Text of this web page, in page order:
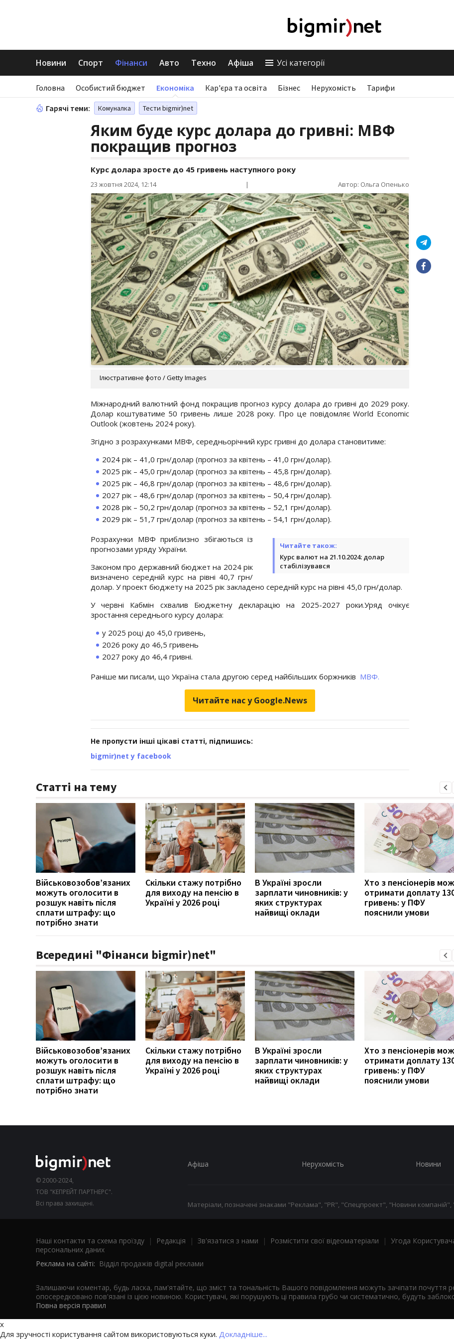
Новини Спорт Фінанси Авто Техно Афіша Усі категорії
Головна Особистий бюджет Економіка Кар'єра та освіта Бізнес Нерухомість Тарифи
Гарячі теми: Комуналка Тести bigmir)net
Яким буде курс долара до гривні: МВФ
покращив прогноз
Курс долара зросте до 45 гривень наступного року
23 жовтня 2024, 12:14 | Автор: Ольга Опенько
Ілюстративне фото / Getty Images
Міжнародний валютний фонд покращив прогноз курсу долара до гривні до 2029 року.
Долар коштуватиме 50 гривень лише 2028 року. Про це повідомляє World Economic
Outlook (жовтень 2024 року).
Згідно з розрахунками МВФ, середньорічний курс гривні до долара становитиме:
2024 рік – 41,0 грн/долар (прогноз за квітень – 41,0 грн/долар).
2025 рік – 45,0 грн/долар (прогноз за квітень – 45,8 грн/долар).
2025 рік – 46,8 грн/долар (прогноз за квітень – 48,6 грн/долар).
2027 рік – 48,6 грн/долар (прогноз за квітень – 50,4 грн/долар).
2028 рік – 50,2 грн/долар (прогноз за квітень – 52,1 грн/долар).
2029 рік – 51,7 грн/долар (прогноз за квітень – 54,1 грн/долар).
Читайте також:
Курс валют на 21.10.2024: долар
стабілізувався
Розрахунки МВФ приблизно збігаються із
прогнозами уряду України.
Законом про державний бюджет на 2024 рік
визначено середній курс на рівні 40,7 грн/
долар. У проект бюджету на 2025 рік закладено середній курс на рівні 45,0 грн/долар.
У червні Кабмін схвалив Бюджетну декларацію на 2025-2027 роки.Уряд очікує
зростання середнього курсу долара:
у 2025 році до 45,0 гривень,
2026 року до 46,5 гривень
2027 року до 46,4 гривні.
Раніше ми писали, що Україна стала другою серед найбільших боржників МВФ.
Читайте нас у Google.News
Не пропусти інші цікаві статті, підпишись:
bigmir)net у facebook
Статті на тему
Військовозобов’язаних
можуть оголосити в
розшук навіть після
сплати штрафу: що
потрібно знати
Скільки стажу потрібно
для виходу на пенсію в
Україні у 2026 році
В Україні зросли
зарплати чиновників: у
яких структурах
найвищі оклади
Хто з пенсіонерів
отримати доплату
гривень: у ПФУ
пояснили умови
Всередині "Фінанси bigmir)net"
Військовозобов’язаних
можуть оголосити в
розшук навіть після
сплати штрафу: що
потрібно знати
Скільки стажу потрібно
для виходу на пенсію в
Україні у 2026 році
В Україні зросли
зарплати чиновників: у
яких структурах
найвищі оклади
Хто з пенсіонерів
отримати доплату
гривень: у ПФУ
пояснили умови
© 2000-2024,
ТОВ "КЕПРЕЙТ ПАРТНЕРС".
Всі права захищені.
Афіша Нерухомість Новини
Матеріали, позначені знаками "Реклама", "PR", "Спецпроект", "Новини
Наші контакти та схема проїзду | Редакція | Зв'язатися з нами | Розмістити свої відеоматеріали | Угода
персональних даних
Реклама на сайті: Відділ продажів digital реклами
Залишаючи коментар, будь ласка, пам'ятайте, що зміст та тональність Вашого повідомлення можуть зачіпати почуття
опосередковано пов'язані із цією новиною. Користувачі, які порушують ці правила грубо чи систематично, будуть
Повна версія правил
x
Для зручності користування сайтом використовуються куки. Докладніше...